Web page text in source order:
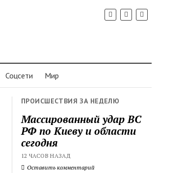
Соцсети Мир
ПРОИСШЕСТВИЯ ЗА НЕДЕЛЮ
Массированный удар ВС
РФ по Киеву и области
сегодня
12 ЧАСОВ НАЗАД
Оставить комментарий